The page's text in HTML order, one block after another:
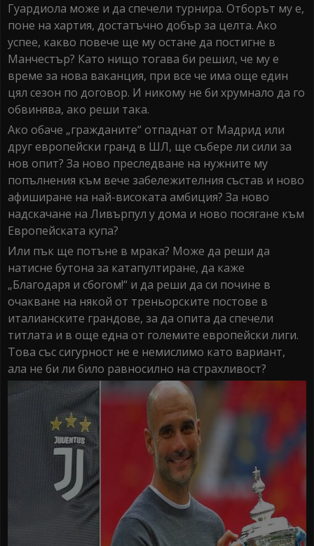
Гуардиола може и да спечели турнира. Отборът му е,
поне на хартия, достатъчно добър за целта. Ако
успее, какво повече ще му остане да постигне в
Манчестър? Като нищо тогава би решил, че му е
време за нова ваканция, при все че има още един
цял сезон по договор. И никому не би хрумнало да го
обвинява, ако реши така.
Ако обаче „гражданите“ отпаднат от Мадрид или
друг европейски гранд в ШЛ, ще събере ли сили за
нов опит? За ново преследване на нужните му
попълнения към вече забележителния състав и ново
афиширане на най-високата амбиция? За ново
надскачане на Ливърпул у дома и ново посягане към
Европейската купа?
Или пък ще потъне в мрака? Може да реши да
натисне бутона за катапултиране, да каже
„Благодаря и сбогом!“ и да реши да си почине в
очакване на някой от треньорските постове в
италианските грандове, за да опита да спечели
титлата и в още една от големите европейски лиги.
Това със сигурност не е немислимо като вариант,
ала не би ли било равносилно на страхливост?